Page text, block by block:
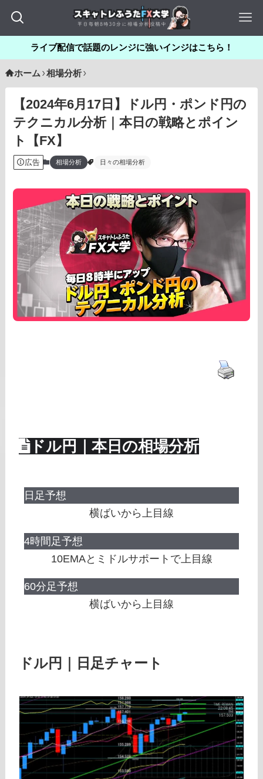
ライブ配信で話題のレンジに強いインジはこちら！
ホーム 相場分析
【2024年6月17日】ドル円・ポンド円の
テクニカル分析｜本日の戦略とポイン
ト【FX】
広告 相場分析 日々の相場分析
ドル円｜本日の相場分析
日足予想
横ばいから上目線
4時間足予想
10EMAとミドルサポートで上目線
60分足予想
横ばいから上目線
ドル円｜日足チャート